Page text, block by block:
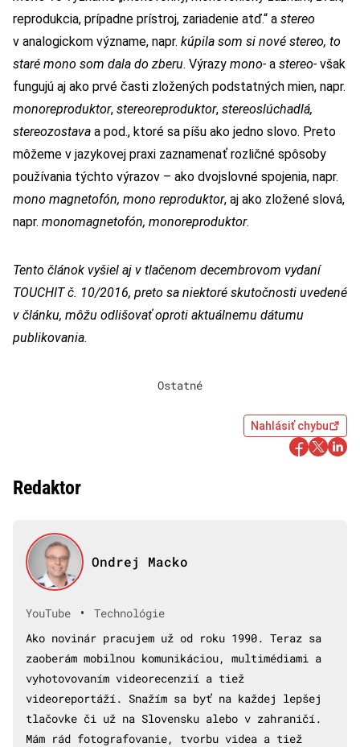
reprodukcia, prípadne prístroj, zariadenie atď.“ a stereo
v analogickom význame, napr. kúpila som si nové stereo, to
staré mono som dala do zberu. Výrazy mono- a stereo- však
fungujú aj ako prvé časti zložených podstatných mien, napr.
monoreproduktor, stereoreproduktor, stereoslúchadlá,
stereozostava a pod., ktoré sa píšu ako jedno slovo. Preto
môžeme v jazykovej praxi zaznamenať rozličné spôsoby
používania týchto výrazov – ako dvojslovné spojenia, napr.
mono magnetofón, mono reproduktor, aj ako zložené slová,
napr. monomagnetofón, monoreproduktor.
Tento článok vyšiel aj v tlačenom decembrovom vydaní
TOUCHIT č. 10/2016, preto sa niektoré skutočnosti uvedené
v článku, môžu odlišovať oproti aktuálnemu dátumu
publikovania.
Ostatné
Nahlásiť chybu
Redaktor
Ondrej Macko
YouTube •
Technológie
Ako novinár pracujem už od roku 1990. Teraz sa
zaoberám mobilnou komunikáciou, multimédiami a
vyhotovovaním videorecenzií a tiež
videoreportáží. Snažím sa byť na každej lepšej
tlačovke či už na Slovensku alebo v zahraničí.
Mám rád fotografovanie, tvorbu videa a tiež